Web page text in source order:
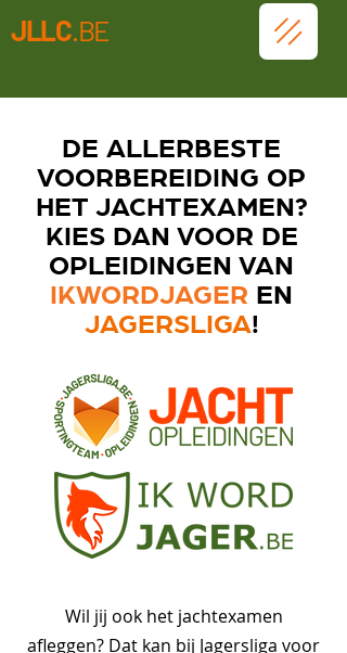
JLLC.BE
DE ALLERBESTE
VOORBEREIDING OP
HET JACHTEXAMEN?
KIES DAN VOOR DE
OPLEIDINGEN VAN
IKWORDJAGER EN
JAGERSLIGA!
Wil jij ook het jachtexamen
afleggen? Dat kan bij Jagersliga voor